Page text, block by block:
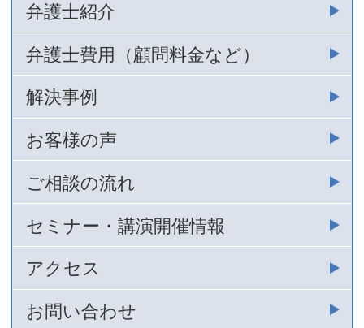
弁護士紹介
弁護士費用（顧問料金など）
解決事例
お客様の声
ご相談の流れ
セミナー・講演開催情報
アクセス
お問い合わせ